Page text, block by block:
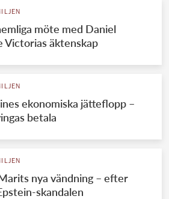
möte med Daniel
Victorias äktenskap
ekonomiska jätteflopp –
betala
nya vändning – efter
skandalen